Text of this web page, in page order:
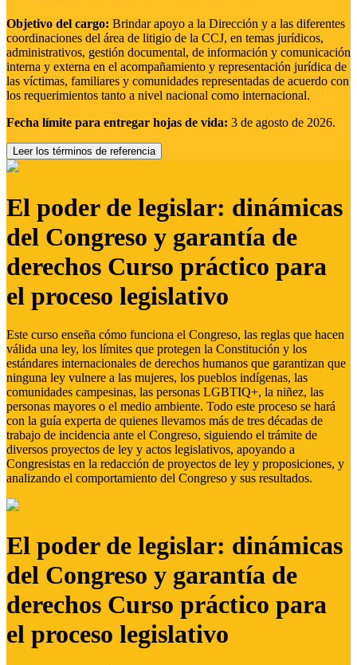
Objetivo del cargo: Brindar apoyo a la Dirección y a las diferentes
coordinaciones del área de litigio de la CCJ, en temas jurídicos,
administrativos, gestión documental, de información y comunicación
interna y externa en el acompañamiento y representación jurídica de
las víctimas, familiares y comunidades representadas de acuerdo con
los requerimientos tanto a nivel nacional como internacional.
Fecha límite para entregar hojas de vida: 3 de agosto de 2026.
Leer los términos de referencia
El poder de legislar: dinámicas
del Congreso y garantía de
derechos Curso práctico para
el proceso legislativo
Este curso enseña cómo funciona el Congreso, las reglas que hacen
válida una ley, los límites que protegen la Constitución y los
estándares internacionales de derechos humanos que garantizan que
ninguna ley vulnere a las mujeres, los pueblos indígenas, las
comunidades campesinas, las personas LGBTIQ+, la niñez, las
personas mayores o el medio ambiente. Todo este proceso se hará
con la guía experta de quienes llevamos más de tres décadas de
trabajo de incidencia ante el Congreso, siguiendo el trámite de
diversos proyectos de ley y actos legislativos, apoyando a
Congresistas en la redacción de proyectos de ley y proposiciones, y
analizando el comportamiento del Congreso y sus resultados.
El poder de legislar: dinámicas
del Congreso y garantía de
derechos Curso práctico para
el proceso legislativo